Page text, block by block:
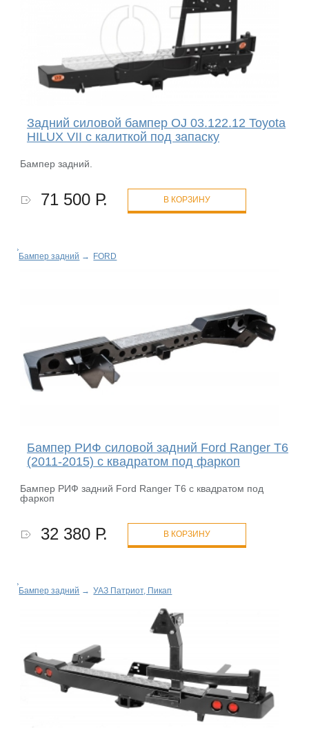
Задний силовой бампер OJ 03.122.12 Toyota
HILUX VII с калиткой под запаску
Бампер задний.
71 500 Р. В КОРЗИНУ
Бампер задний → FORD
Бампер РИФ силовой задний Ford Ranger T6
(2011-2015) с квадратом под фаркоп
Бампер РИФ задний Ford Ranger T6 с квадратом под
фаркоп
32 380 Р. В КОРЗИНУ
Бампер задний → УАЗ Патриот, Пикап